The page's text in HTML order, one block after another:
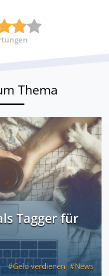
Thema
Tagger für
Geld verdienen
News